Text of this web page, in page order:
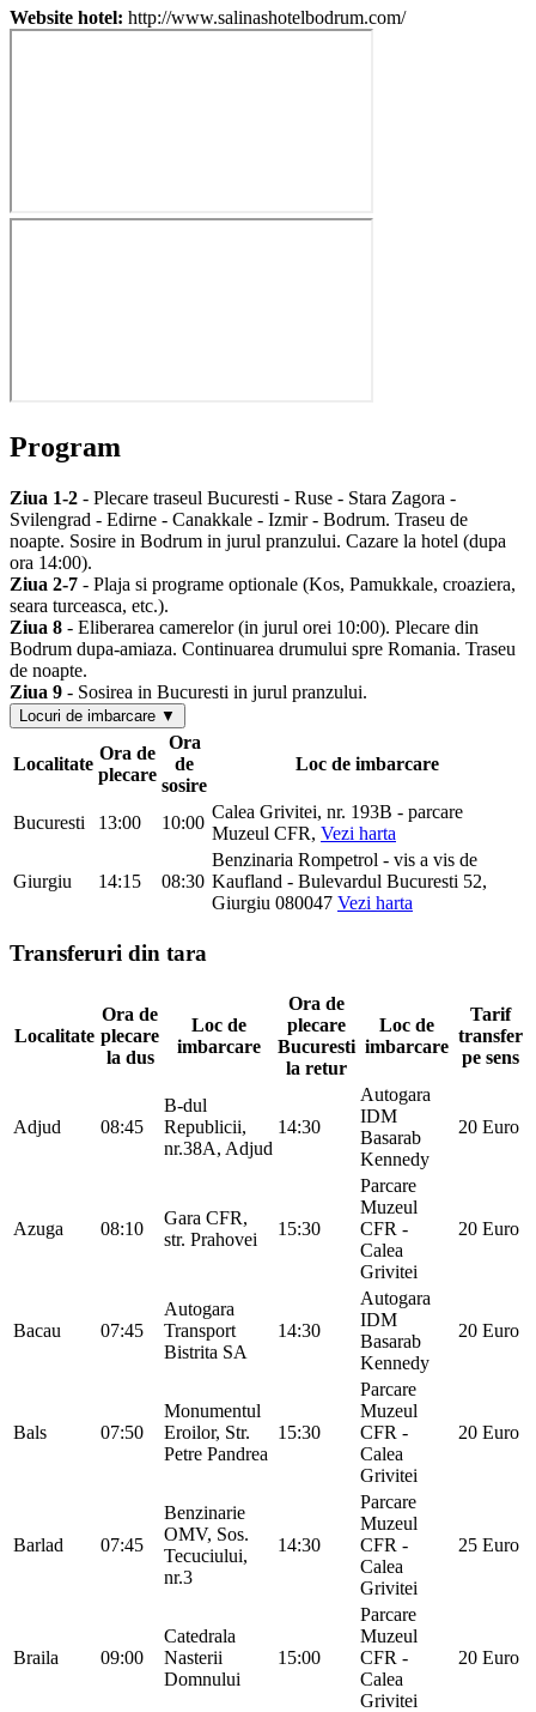
Website hotel: http://www.salinashotelbodrum.com/
Program
Ziua 1-2 - Plecare traseul Bucuresti - Ruse - Stara Zagora -
Svilengrad - Edirne - Canakkale - Izmir - Bodrum. Traseu de
noapte. Sosire in Bodrum in jurul pranzului. Cazare la hotel (dupa
ora 14:00).
Ziua 2-7 - Plaja si programe optionale (Kos, Pamukkale, croaziera,
seara turceasca, etc.).
Ziua 8 - Eliberarea camerelor (in jurul orei 10:00). Plecare din
Bodrum dupa-amiaza. Continuarea drumului spre Romania. Traseu
de noapte.
Ziua 9 - Sosirea in Bucuresti in jurul pranzului.
Locuri de imbarcare ▼
Localitate
Ora de
plecare
Ora
de
sosire
Loc de imbarcare
Bucuresti 13:00 10:00
Calea Grivitei, nr. 193B - parcare
Muzeul CFR, Vezi harta
Giurgiu 14:15 08:30
Benzinaria Rompetrol - vis a vis de
Kaufland - Bulevardul Bucuresti 52,
Giurgiu 080047 Vezi harta
Transferuri din tara
Localitate
Ora de
plecare
la dus
Loc de
imbarcare
Ora de
plecare
Bucuresti
la retur
Loc de
imbarcare
Tarif
transfer
pe sens
Adjud 08:45
B-dul
Republicii,
nr.38A, Adjud
14:30
Autogara
IDM
Basarab
Kennedy
20 Euro
Azuga 08:10
Gara CFR,
str. Prahovei
15:30
Parcare
Muzeul
CFR -
Calea
Grivitei
20 Euro
Bacau 07:45
Autogara
Transport
Bistrita SA
14:30
Autogara
IDM
Basarab
Kennedy
20 Euro
Bals 07:50
Monumentul
Eroilor, Str.
Petre Pandrea
15:30
Parcare
Muzeul
CFR -
Calea
Grivitei
20 Euro
Barlad 07:45
Benzinarie
OMV, Sos.
Tecuciului,
nr.3
14:30
Parcare
Muzeul
CFR -
Calea
Grivitei
25 Euro
Braila 09:00
Catedrala
Nasterii
Domnului
15:00
Parcare
Muzeul
CFR -
Calea
Grivitei
20 Euro